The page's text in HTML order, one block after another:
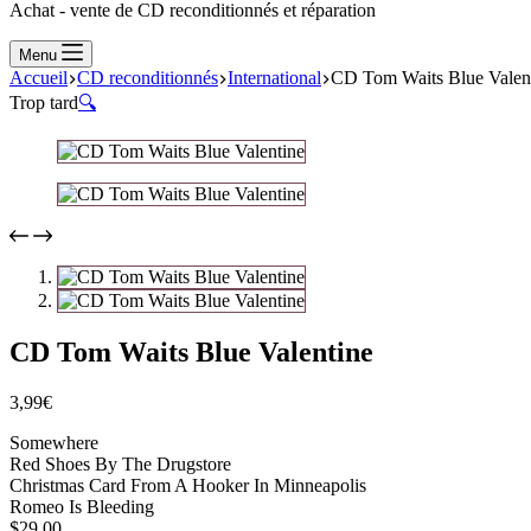
Achat - vente de CD reconditionnés et réparation
Menu
Accueil CD reconditionnés International CD Tom Waits Blue
Trop tard🔍
CD Tom Waits Blue Valentine
3,99€
Somewhere
Red Shoes By The Drugstore
Christmas Card From A Hooker In Minneapolis
Romeo Is Bleeding